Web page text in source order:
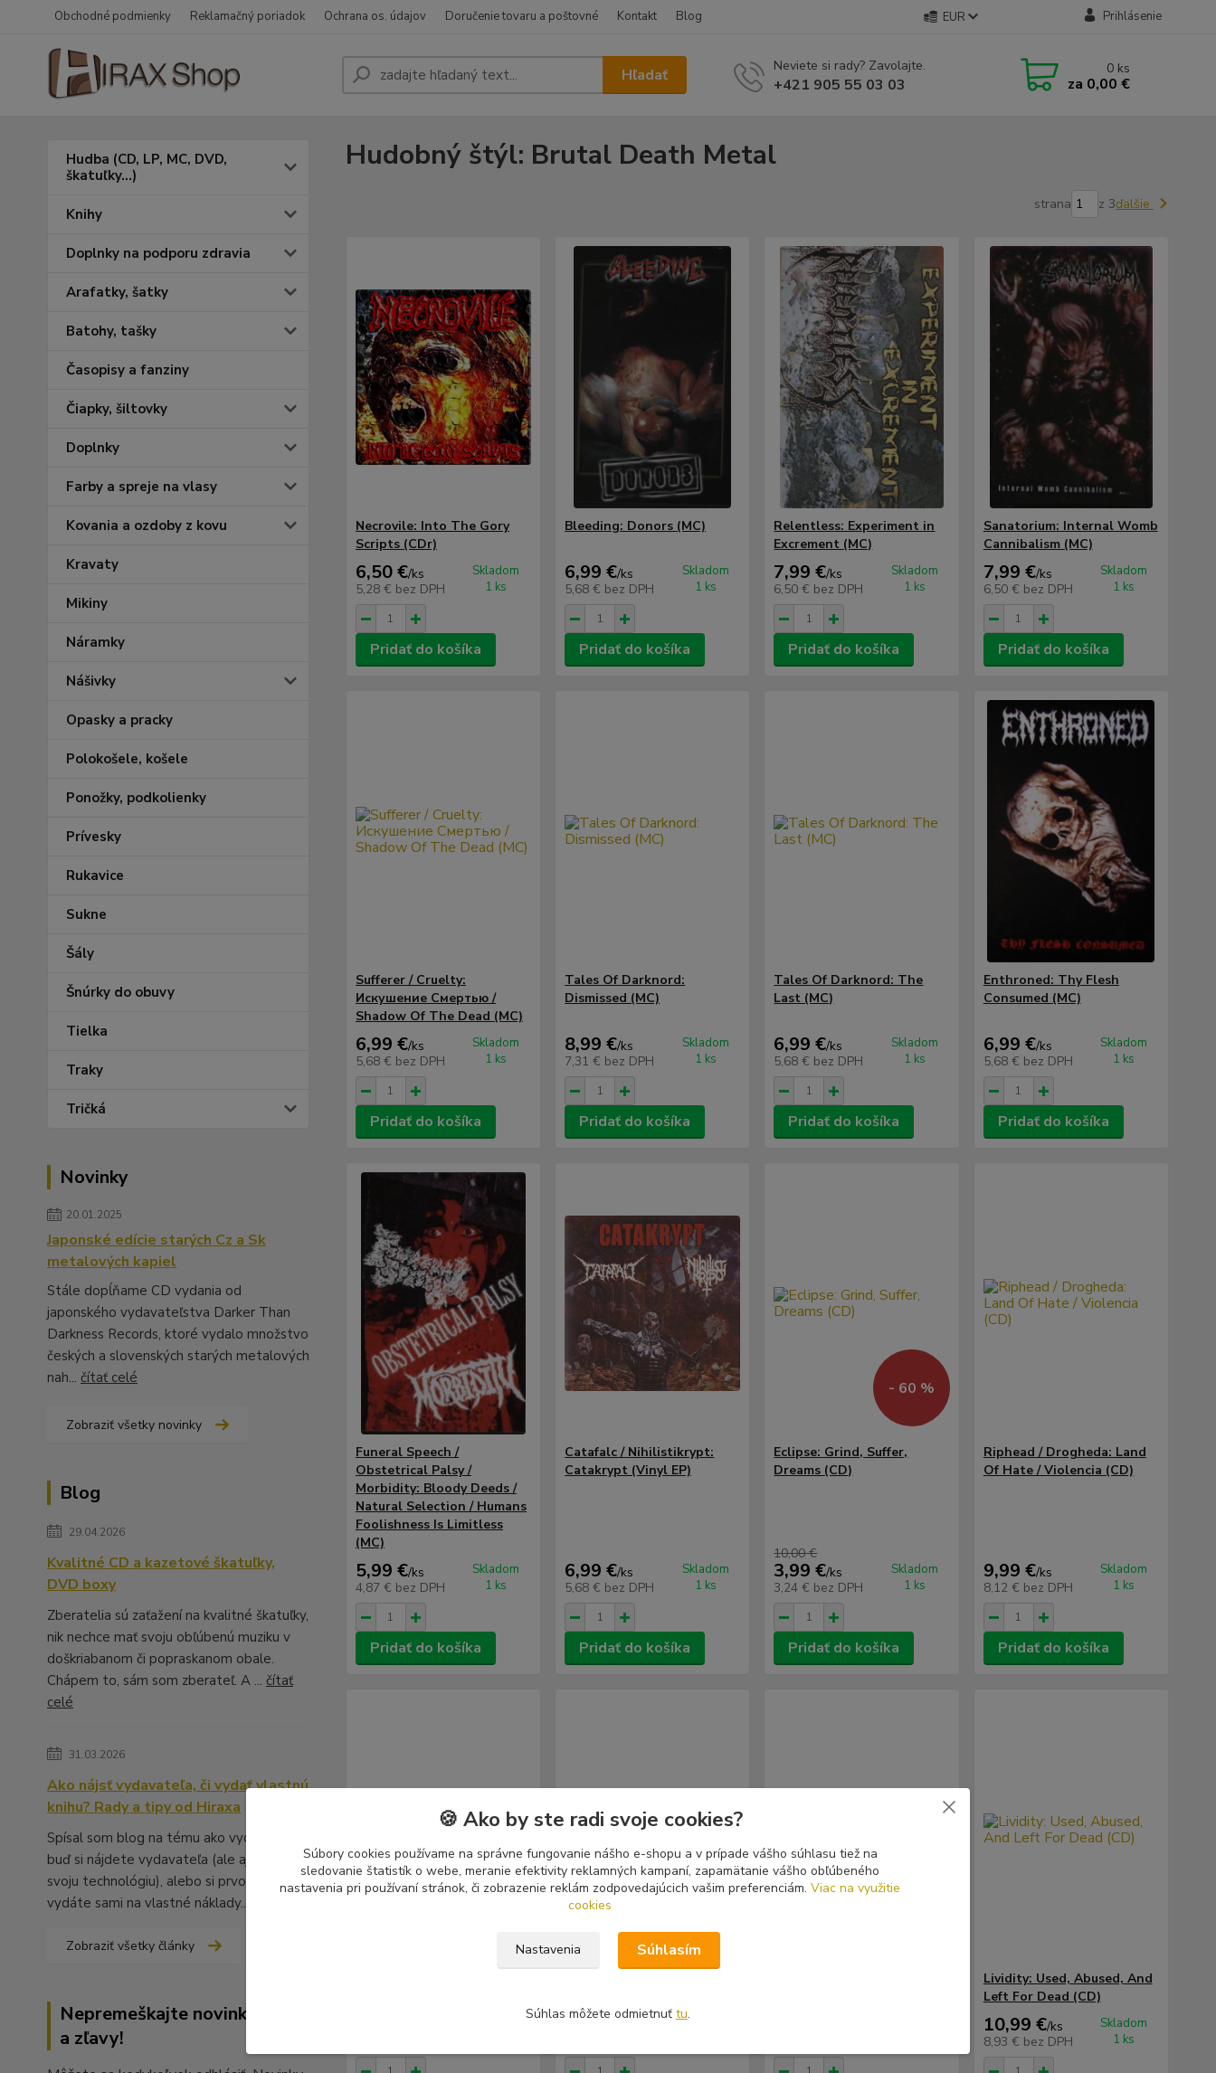
Obchodné podmienky Reklamačný poriadok Ochrana os. údajov Doručenie tovaru a poštovné Kontakt Blog EUR Prihlásenie
Hľadať Neviete si rady? Zavolajte.
+421 905 55 03 03
0 ks
za 0,00 €
Hudba (CD, LP, MC, DVD,
škatuľky...)
Knihy
Doplnky na podporu zdravia
Arafatky, šatky
Batohy, tašky
Časopisy a fanziny
Čiapky, šiltovky
Doplnky
Farby a spreje na vlasy
Kovania a ozdoby z kovu
Kravaty
Mikiny
Náramky
Nášivky
Opasky a pracky
Polokošele, košele
Ponožky, podkolienky
Prívesky
Rukavice
Sukne
Šály
Šnúrky do obuvy
Tielka
Traky
Tričká
Novinky
20.01.2025
Japonské edície starých Cz a Sk
metalových kapiel
Stále dopĺňame CD vydania od
japonského vydavateľstva Darker Than
Darkness Records, ktoré vydalo množstvo
českých a slovenských starých metalových
nah... čítať celé
Zobraziť všetky novinky
Blog
29.04.2026
Kvalitné CD a kazetové škatuľky,
DVD boxy
Zberatelia sú zaťažení na kvalitné škatuľky,
nik nechce mať svoju obľúbenú muziku v
doškriabanom či popraskanom obale.
Chápem to, sám som zberateľ. A ... čítať
celé
31.03.2026
Ako nájsť vydavateľa, či vydať vlastnú
knihu? Rady a tipy od Hiraxa
Spísal som blog na tému ako vydať knihu -
buď si nájdete vydavateľa (ale aj to má
svoju technológiu), alebo si prvotinu
vydáte sami na vlastné náklady...
Zobraziť všetky články
Nepremeškajte novinky, akcie
a zľavy!
Hudobný štýl: Brutal Death Metal
strana z 3ďalšie
Necrovile: Into The Gory
Scripts (CDr)
6,50 €/ks
5,28 € bez DPH
Skladom
1 ks
Pridať do košíka
Bleeding: Donors (MC)
6,99 €/ks
5,68 € bez DPH
Skladom
1 ks
Pridať do košíka
Relentless: Experiment in
Excrement (MC)
7,99 €/ks
6,50 € bez DPH
Skladom
1 ks
Pridať do košíka
Sanatorium: Internal Womb
Cannibalism (MC)
7,99 €/ks
6,50 € bez DPH
Skladom
1 ks
Pridať do košíka
Sufferer / Cruelty:
Искушение Смертью /
Shadow Of The Dead (MC)
6,99 €/ks
5,68 € bez DPH
Skladom
1 ks
Pridať do košíka
Tales Of Darknord:
Dismissed (MC)
8,99 €/ks
7,31 € bez DPH
Skladom
1 ks
Pridať do košíka
Tales Of Darknord: The
Last (MC)
6,99 €/ks
5,68 € bez DPH
Skladom
1 ks
Pridať do košíka
Enthroned: Thy Flesh
Consumed (MC)
6,99 €/ks
5,68 € bez DPH
Skladom
1 ks
Pridať do košíka
Funeral Speech /
Obstetrical Palsy /
Morbidity: Bloody Deeds /
Natural Selection / Humans
Foolishness Is Limitless
(MC)
5,99 €/ks
4,87 € bez DPH
Skladom
1 ks
Pridať do košíka
Catafalc / Nihilistikrypt:
Catakrypt (Vinyl EP)
6,99 €/ks
5,68 € bez DPH
Skladom
1 ks
Pridať do košíka
- 60 %
Eclipse: Grind, Suffer,
Dreams (CD)
10,00 €
3,99 €/ks
3,24 € bez DPH
Skladom
1 ks
Pridať do košíka
Riphead / Drogheda: Land
Of Hate / Violencia (CD)
9,99 €/ks
8,12 € bez DPH
Skladom
1 ks
Pridať do košíka
9,99 €
Skladom
Lividity: Used, Abused, And
Left For Dead (CD)
10,99 €/ks
8,93 € bez DPH
Skladom
1 ks
🍪 Ako by ste radi svoje cookies?
Súbory cookies používame na správne fungovanie nášho e-shopu a v prípade vášho súhlasu tiež na
sledovanie štatistík o webe, meranie efektivity reklamných kampaní, zapamätanie vášho obľúbeného
nastavenia pri používaní stránok, či zobrazenie reklám zodpovedajúcich vašim preferenciám. Viac na využitie
cookies
Nastavenia Súhlasím
Súhlas môžete odmietnuť tu.